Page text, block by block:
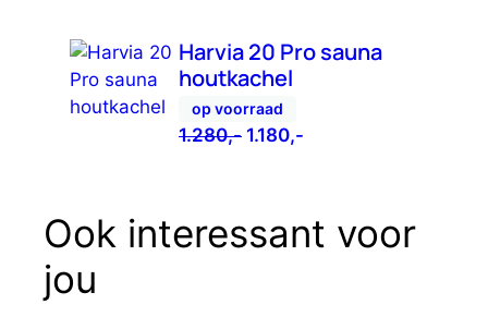
Harvia 20 Pro sauna
houtkachel
op voorraad
1.280,- Oorspronkelijke
1.180,-
1.180,-.
Ook interessant voor
jou